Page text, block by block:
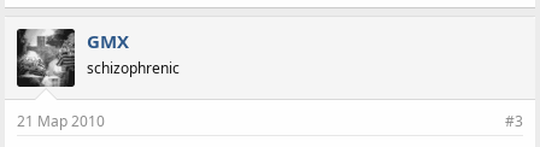
GMX
schizophrenic
21 Мар 2010 #3